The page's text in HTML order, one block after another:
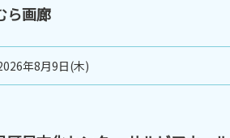
ら画廊
年8月9日(木)